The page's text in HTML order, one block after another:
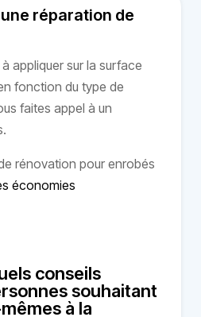
réparation de
appliquer sur la surface
fonction du type de
faites appel à un
rénovation pour enrobés
économies
conseils
souhaitant
à la